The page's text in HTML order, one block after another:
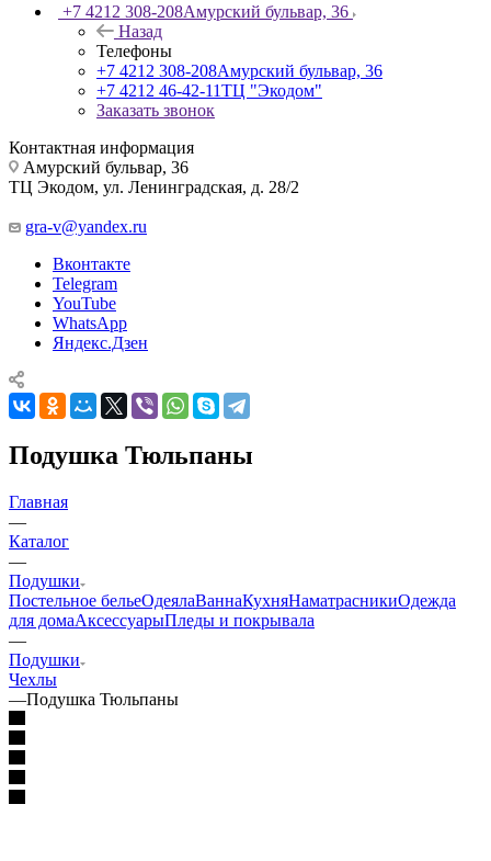
+7 4212 308-208Амурский бульвар, 36
Назад
Телефоны
+7 4212 308-208Амурский бульвар, 36
+7 4212 46-42-11ТЦ "Экодом"
Заказать звонок
Контактная информация
Амурский бульвар, 36
ТЦ Экодом, ул. Ленинградская, д. 28/2
gra-v@yandex.ru
Вконтакте
Telegram
YouTube
WhatsApp
Яндекс.Дзен
Подушка Тюльпаны
Главная
—
Каталог
—
Подушки
Постельное бельеОдеялаВаннаКухняНаматрасникиОдежда
для домаАксессуарыПледы и покрывала
—
Подушки
Чехлы
—Подушка Тюльпаны